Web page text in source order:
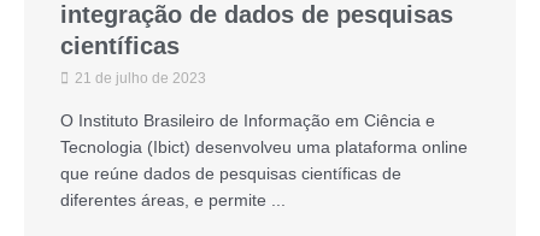
integração de dados de pesquisas
científicas
21 de julho de 2023
O Instituto Brasileiro de Informação em Ciência e
Tecnologia (Ibict) desenvolveu uma plataforma online
que reúne dados de pesquisas científicas de
diferentes áreas, e permite ...